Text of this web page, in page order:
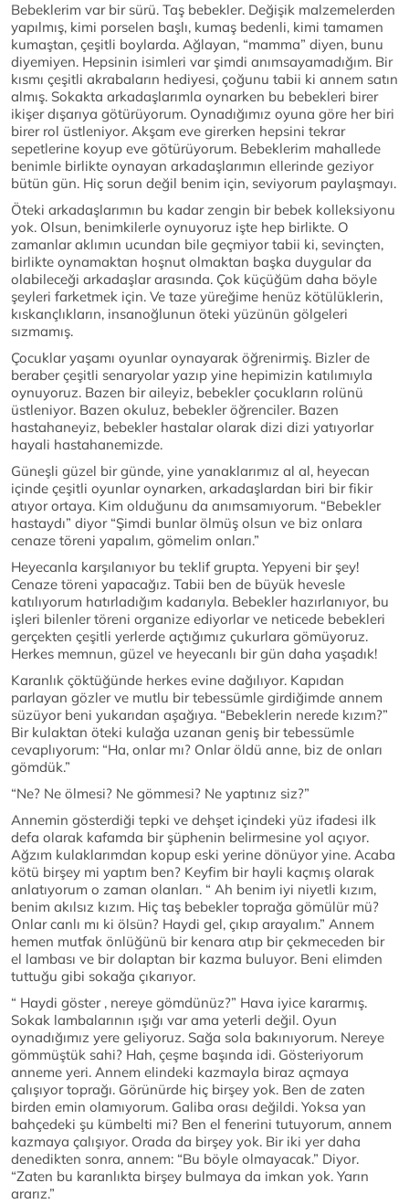
Bebeklerim var bir sürü. Taş bebekler. Değişik malzemelerden
yapılmış, kimi porselen başlı, kumaş bedenli, kimi tamamen
kumaştan, çeşitli boylarda. Ağlayan, “mamma” diyen, bunu
diyemiyen. Hepsinin isimleri var şimdi anımsayamadığım. Bir
kısmı çeşitli akrabaların hediyesi, çoğunu tabii ki annem satın
almış. Sokakta arkadaşlarımla oynarken bu bebekleri birer
ikişer dışarıya götürüyorum. Oynadığımız oyuna göre her biri
birer rol üstleniyor. Akşam eve girerken hepsini tekrar
sepetlerine koyup eve götürüyorum. Bebeklerim mahallede
benimle birlikte oynayan arkadaşlarımın ellerinde geziyor
bütün gün. Hiç sorun değil benim için, seviyorum paylaşmayı.
Öteki arkadaşlarımın bu kadar zengin bir bebek kolleksiyonu
yok. Olsun, benimkilerle oynuyoruz işte hep birlikte. O
zamanlar aklımın ucundan bile geçmiyor tabii ki, sevinçten,
birlikte oynamaktan hoşnut olmaktan başka duygular da
olabileceği arkadaşlar arasında. Çok küçüğüm daha böyle
şeyleri farketmek için. Ve taze yüreğime henüz kötülüklerin,
kıskançlıkların, insanoğlunun öteki yüzünün gölgeleri
sızmamış.
Çocuklar yaşamı oyunlar oynayarak öğrenirmiş. Bizler de
beraber çeşitli senaryolar yazıp yine hepimizin katılımıyla
oynuyoruz. Bazen bir aileyiz, bebekler çocukların rolünü
üstleniyor. Bazen okuluz, bebekler öğrenciler. Bazen
hastahaneyiz, bebekler hastalar olarak dizi dizi yatıyorlar
hayali hastahanemizde.
Güneşli güzel bir günde, yine yanaklarımız al al, heyecan
içinde çeşitli oyunlar oynarken, arkadaşlardan biri bir fikir
atıyor ortaya. Kim olduğunu da anımsamıyorum. “Bebekler
hastaydı” diyor “Şimdi bunlar ölmüş olsun ve biz onlara
cenaze töreni yapalım, gömelim onları.”
Heyecanla karşılanıyor bu teklif grupta. Yepyeni bir şey!
Cenaze töreni yapacağız. Tabii ben de büyük hevesle
katılıyorum hatırladığım kadarıyla. Bebekler hazırlanıyor, bu
işleri bilenler töreni organize ediyorlar ve neticede bebekleri
gerçekten çeşitli yerlerde açtığımız çukurlara gömüyoruz.
Herkes memnun, güzel ve heyecanlı bir gün daha yaşadık!
Karanlık çöktüğünde herkes evine dağılıyor. Kapıdan
parlayan gözler ve mutlu bir tebessümle girdiğimde annem
süzüyor beni yukarıdan aşağıya. “Bebeklerin nerede kızım?”
Bir kulaktan öteki kulağa uzanan geniş bir tebessümle
cevaplıyorum: “Ha, onlar mı? Onlar öldü anne, biz de onları
gömdük.”
“Ne? Ne ölmesi? Ne gömmesi? Ne yaptınız siz?”
Annemin gösterdiği tepki ve dehşet içindeki yüz ifadesi ilk
defa olarak kafamda bir şüphenin belirmesine yol açıyor.
Ağzım kulaklarımdan kopup eski yerine dönüyor yine. Acaba
kötü birşey mi yaptım ben? Keyfim bir hayli kaçmış olarak
anlatıyorum o zaman olanları. “ Ah benim iyi niyetli kızım,
benim akılsız kızım. Hiç taş bebekler toprağa gömülür mü?
Onlar canlı mı ki ölsün? Haydi gel, çıkıp arayalım.” Annem
hemen mutfak önlüğünü bir kenara atıp bir çekmeceden bir
el lambası ve bir dolaptan bir kazma buluyor. Beni elimden
tuttuğu gibi sokağa çıkarıyor.
“ Haydi göster , nereye gömdünüz?” Hava iyice kararmış.
Sokak lambalarının ışığı var ama yeterli değil. Oyun
oynadığımız yere geliyoruz. Sağa sola bakınıyorum. Nereye
gömmüştük sahi? Hah, çeşme başında idi. Gösteriyorum
anneme yeri. Annem elindeki kazmayla biraz açmaya
çalışıyor toprağı. Görünürde hiç birşey yok. Ben de zaten
birden emin olamıyorum. Galiba orası değildi. Yoksa yan
bahçedeki şu kümbelti mi? Ben el fenerini tutuyorum, annem
kazmaya çalışıyor. Orada da birşey yok. Bir iki yer daha
denedikten sonra, annem: “Bu böyle olmayacak.” Diyor.
“Zaten bu karanlıkta birşey bulmaya da imkan yok. Yarın
ararız.”